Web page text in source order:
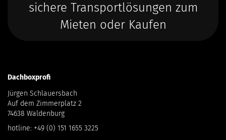
sichere Transportlösungen zum
Mieten oder Kaufen
Dachboxprofi
Jürgen Schlauersbach
Auf dem Zimmerplatz 2
74638 Waldenburg
hotline: +49 (0) 151 1655 3225